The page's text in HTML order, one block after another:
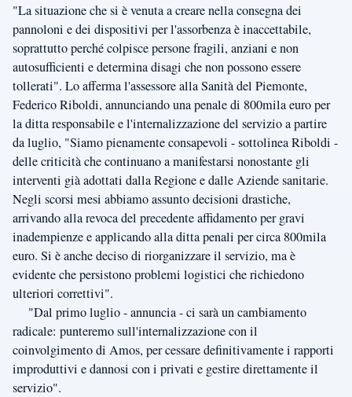
"La situazione che si è venuta a creare nella consegna dei
pannoloni e dei dispositivi per l'assorbenza è inaccettabile,
soprattutto perché colpisce persone fragili, anziani e non
autosufficienti e determina disagi che non possono essere
tollerati". Lo afferma l'assessore alla Sanità del Piemonte,
Federico Riboldi, annunciando una penale di 800mila euro per
la ditta responsabile e l'internalizzazione del servizio a partire
da luglio, "Siamo pienamente consapevoli - sottolinea Riboldi -
delle criticità che continuano a manifestarsi nonostante gli
interventi già adottati dalla Regione e dalle Aziende sanitarie.
Negli scorsi mesi abbiamo assunto decisioni drastiche,
arrivando alla revoca del precedente affidamento per gravi
inadempienze e applicando alla ditta penali per circa 800mila
euro. Si è anche deciso di riorganizzare il servizio, ma è
evidente che persistono problemi logistici che richiedono
ulteriori correttivi".
"Dal primo luglio - annuncia - ci sarà un cambiamento
radicale: punteremo sull'internalizzazione con il
coinvolgimento di Amos, per cessare definitivamente i rapporti
improduttivi e dannosi con i privati e gestire direttamente il
servizio".